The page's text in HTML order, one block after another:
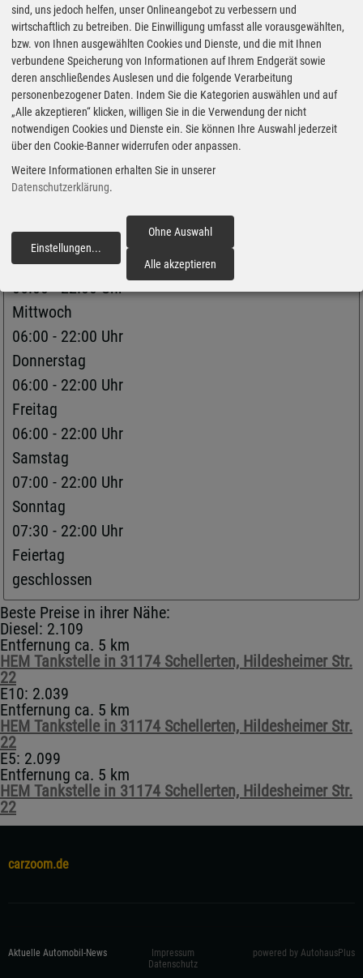
Adresse
Berliner Straße 1
31174 Schellerten
06:00 - 22:00 Uhr
Dienstag
06:00 - 22:00 Uhr
Mittwoch
06:00 - 22:00 Uhr
Donnerstag
06:00 - 22:00 Uhr
Freitag
06:00 - 22:00 Uhr
Samstag
07:00 - 22:00 Uhr
Sonntag
07:30 - 22:00 Uhr
Feiertag
geschlossen
Beste Preise in ihrer Nähe:
Diesel: 2.109
Entfernung ca. 5 km
HEM Tankstelle in 31174 Schellerten, Hildesheimer Str.
22
E10: 2.039
Entfernung ca. 5 km
HEM Tankstelle in 31174 Schellerten, Hildesheimer Str.
22
E5: 2.099
Entfernung ca. 5 km
HEM Tankstelle in 31174 Schellerten, Hildesheimer Str.
22
carzoom.de
Aktuelle Automobil-News
Impressum
Datenschutz
powered by AutohausPlus
sind, uns jedoch helfen, unser Onlineangebot zu verbessern und
wirtschaftlich zu betreiben. Die Einwilligung umfasst alle vorausgewählten,
bzw. von Ihnen ausgewählten Cookies und Dienste, und die mit Ihnen
verbundene Speicherung von Informationen auf Ihrem Endgerät sowie
deren anschließendes Auslesen und die folgende Verarbeitung
personenbezogener Daten. Indem Sie die Kategorien auswählen und auf
„Alle akzeptieren“ klicken, willigen Sie in die Verwendung der nicht
notwendigen Cookies und Dienste ein. Sie können Ihre Auswahl jederzeit
über den Cookie-Banner widerrufen oder anpassen.
Weitere Informationen erhalten Sie in unserer
Datenschutzerklärung.
Einstellungen...
Ohne Auswahl
Alle akzeptieren